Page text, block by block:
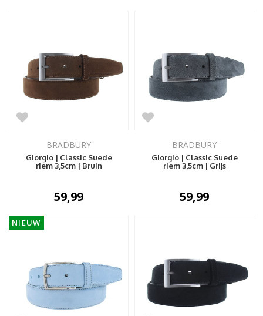
BRADBURY
Giorgio | Classic Suede
riem 3,5cm | Bruin
59,99
BRADBURY
Giorgio | Classic Suede
riem 3,5cm | Grijs
59,99
NIEUW